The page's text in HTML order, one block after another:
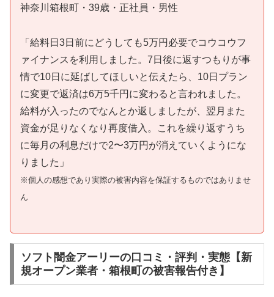
神奈川箱根町・39歳・正社員・男性
「給料日3日前にどうしても5万円必要でコウコウフ
ァイナンスを利用しました。7日後に返すつもりが事
情で10日に延ばしてほしいと伝えたら、10日プラン
に変更で返済は6万5千円に変わると言われました。
給料が入ったのでなんとか返しましたが、翌月また
資金が足りなくなり再度借入。これを繰り返すうち
に毎月の利息だけで2〜3万円が消えていくようにな
りました」
※個人の感想であり実際の被害内容を保証するものではありませ
ん
ソフト闇金アーリーの口コミ・評判・実態【新
規オープン業者・箱根町の被害報告付き】